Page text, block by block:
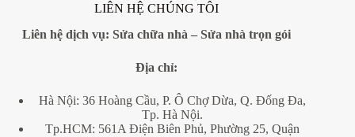
LIÊN HỆ CHÚNG TÔI
Liên hệ dịch vụ: Sửa chữa nhà – Sửa nhà trọn gói
Địa chỉ:
Hà Nội: 36 Hoàng Cầu, P. Ô Chợ Dừa, Q. Đống Đa,
Tp. Hà Nội.
Tp.HCM: 561A Điện Biên Phủ, Phường 25, Quận